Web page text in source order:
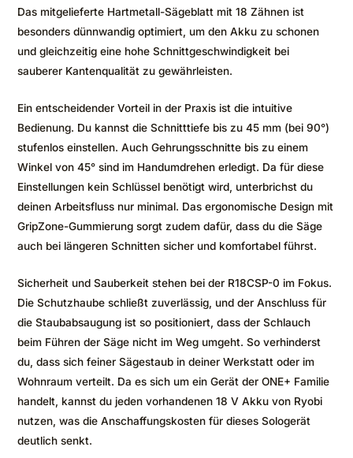
Das mitgelieferte Hartmetall-Sägeblatt mit 18 Zähnen ist
besonders dünnwandig optimiert, um den Akku zu schonen
und gleichzeitig eine hohe Schnittgeschwindigkeit bei
sauberer Kantenqualität zu gewährleisten.
Ein entscheidender Vorteil in der Praxis ist die intuitive
Bedienung. Du kannst die Schnitttiefe bis zu 45 mm (bei 90°)
stufenlos einstellen. Auch Gehrungsschnitte bis zu einem
Winkel von 45° sind im Handumdrehen erledigt. Da für diese
Einstellungen kein Schlüssel benötigt wird, unterbrichst du
deinen Arbeitsfluss nur minimal. Das ergonomische Design mit
GripZone-Gummierung sorgt zudem dafür, dass du die Säge
auch bei längeren Schnitten sicher und komfortabel führst.
Sicherheit und Sauberkeit stehen bei der R18CSP-0 im Fokus.
Die Schutzhaube schließt zuverlässig, und der Anschluss für
die Staubabsaugung ist so positioniert, dass der Schlauch
beim Führen der Säge nicht im Weg umgeht. So verhinderst
du, dass sich feiner Sägestaub in deiner Werkstatt oder im
Wohnraum verteilt. Da es sich um ein Gerät der ONE+ Familie
handelt, kannst du jeden vorhandenen 18 V Akku von Ryobi
nutzen, was die Anschaffungskosten für dieses Sologerät
deutlich senkt.